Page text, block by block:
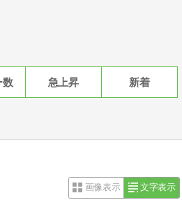
数 急上昇 新着
画像表示 文字表示